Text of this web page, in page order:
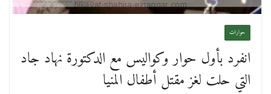
حوارات
انفرد بأول حوار وكواليس مع الدكتورة نهاد جاد
التي حلت لغز مقتل أطفال المنيا